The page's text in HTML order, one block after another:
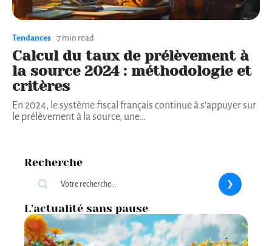
Tendances 7 min read
Calcul du taux de prélèvement à
la source 2024 : méthodologie et
critères
En 2024, le système fiscal français continue à s'appuyer sur
le prélèvement à la source, une…
Recherche
L’actualité sans pause